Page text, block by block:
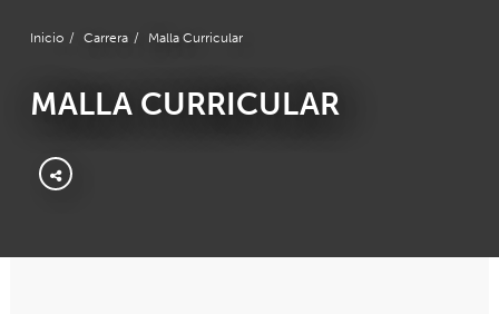
Inicio / Carrera / Malla Curricular
MALLA CURRICULAR